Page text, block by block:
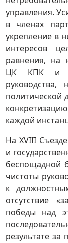
управления.
в членах
укрепление в
интересов
равнения, на
ЦК КПК и
руководства,
политической
каждой
На XVIII
и
беспощадной
чистоты
к
отсутствие
победы над
результате за